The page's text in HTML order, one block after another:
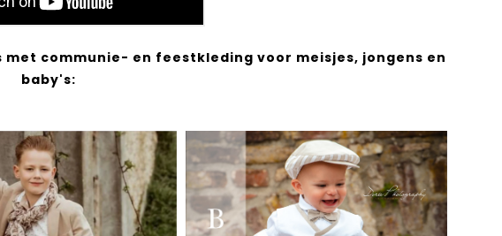
communie- en feestkleding voor meisjes, jongens en
baby's: